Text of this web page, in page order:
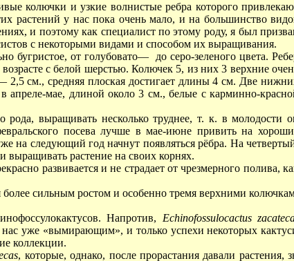
колючки и узкие волнистые ребра которого
растений у нас пока очень мало, и на большинство
и поэтому как специалист по этому роду, я был
с некоторыми видами и способом их выращивания.
бугристое, от голубовато— до серо-зеленого цвета.
с белой шерстью. Колючек 5, из них 3 верхние
см., средняя плоская достигает длины 4 см. Две
апреле-мае, длиной около 3 см., белые с карминно-
рода, выращивать несколько труднее, т. к. в молодости
посева лучше в мае-июне привить на
на следующий год начнут появляться рëбра. На
выращивать растение на своих корнях.
развивается и не страдает от чрезмерного полива,
сильным ростом и особенно тремя верхними
Напротив, Echinofossulocactus
уже «вымирающим», и только успехи некоторых
коллекции.
, которые, однако, после прорастания давали растения,